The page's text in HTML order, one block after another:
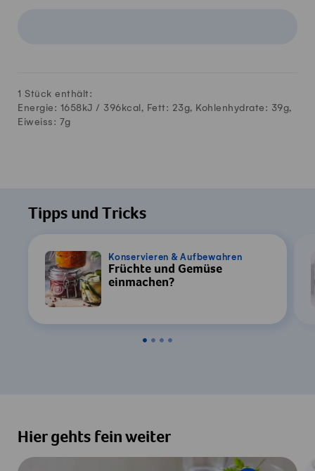
1 Stück enthält:
Energie: 1658kJ / 396 kcal, Fett: 23g, Kohlenhydrate: 39g,
Eiweiss: 7g
Tipps und Tricks
Konservieren & Aufbewahren
Früchte und Gemüse
einmachen?
Hier gehts fein weiter